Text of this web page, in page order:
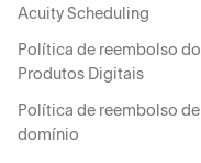
Acuity Scheduling
Política de reembolso do
Produtos Digitais
Política de reembolso de
domínio